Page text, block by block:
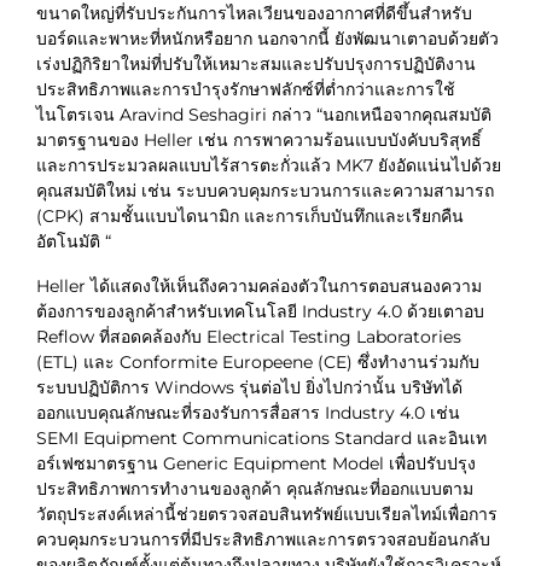
ขนาดใหญ่ที่รับประกันการไหลเวียนของอากาศที่ดีขึ้นสำหรับ
บอร์ดและพาหะที่หนักหรือยาก นอกจากนี้ ยังพัฒนาเตาอบด้วยตัว
เร่งปฏิกิริยาใหม่ที่ปรับให้เหมาะสมและปรับปรุงการปฏิบัติงาน
ประสิทธิภาพและการบำรุงรักษาฟลักซ์ที่ต่ำกว่าและการใช้
ไนโตรเจน Aravind Seshagiri กล่าว “นอกเหนือจากคุณสมบัติ
มาตรฐานของ Heller เช่น การพาความร้อนแบบบังคับบริสุทธิ์
และการประมวลผลแบบไร้สารตะกั่วแล้ว MK7 ยังอัดแน่นไปด้วย
คุณสมบัติใหม่ เช่น ระบบควบคุมกระบวนการและความสามารถ
(CPK) สามชั้นแบบไดนามิก และการเก็บบันทึกและเรียกคืน
อัตโนมัติ “
Heller ได้แสดงให้เห็นถึงความคล่องตัวในการตอบสนองความ
ต้องการของลูกค้าสำหรับเทคโนโลยี Industry 4.0 ด้วยเตาอบ
Reflow ที่สอดคล้องกับ Electrical Testing Laboratories
(ETL) และ Conformite Europeene (CE) ซึ่งทำงานร่วมกับ
ระบบปฏิบัติการ Windows รุ่นต่อไป ยิ่งไปกว่านั้น บริษัทได้
ออกแบบคุณลักษณะที่รองรับการสื่อสาร Industry 4.0 เช่น
SEMI Equipment Communications Standard และอินเท
อร์เฟซมาตรฐาน Generic Equipment Model เพื่อปรับปรุง
ประสิทธิภาพการทำงานของลูกค้า คุณลักษณะที่ออกแบบตาม
วัตถุประสงค์เหล่านี้ช่วยตรวจสอบสินทรัพย์แบบเรียลไทม์เพื่อการ
ควบคุมกระบวนการที่มีประสิทธิภาพและการตรวจสอบย้อนกลับ